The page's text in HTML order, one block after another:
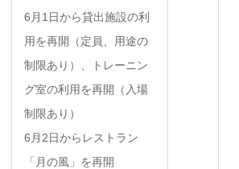
6月1日から貸出施設の利
用を再開（定員、用途の
制限あり）、トレーニン
グ室の利用を再開（入場
制限あり）
6月2日からレストラン
「月の風」を再開